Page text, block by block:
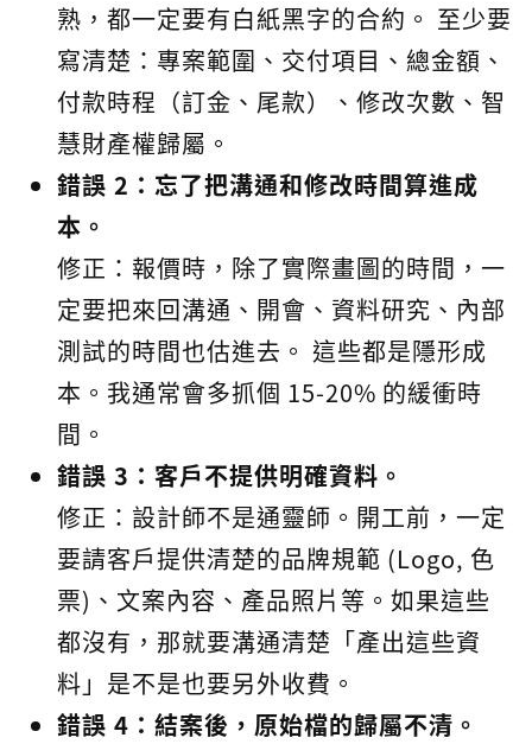
熟，都一定要有白紙黑字的合約。 至少要
寫清楚：專案範圍、交付項目、總金額、
付款時程（訂金、尾款）、修改次數、智
慧財產權歸屬。
錯誤 2：忘了把溝通和修改時間算進成
本。
修正：報價時，除了實際畫圖的時間，一
定要把來回溝通、開會、資料研究、內部
測試的時間也估進去。 這些都是隱形成
本。我通常會多抓個 15-20% 的緩衝時
間。
錯誤 3：客戶不提供明確資料。
修正：設計師不是通靈師。開工前，一定
要請客戶提供清楚的品牌規範 (Logo, 色
票)、文案內容、產品照片等。如果這些
都沒有，那就要溝通清楚「產出這些資
料」是不是也要另外收費。
錯誤 4：結案後，原始檔的歸屬不清。